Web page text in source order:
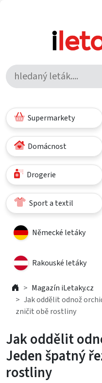
Supermarkety
Domácnost
Drogerie
Sport a textil
Německé letáky
Rakouské letáky
Magazín iLetaky.cz
Jak oddělit odnož
zničit obě rostliny
Jak oddělit
Jeden špatný
rostliny